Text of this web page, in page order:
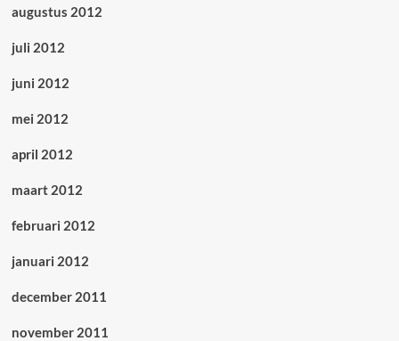
augustus 2012
juli 2012
juni 2012
mei 2012
april 2012
maart 2012
februari 2012
januari 2012
december 2011
november 2011